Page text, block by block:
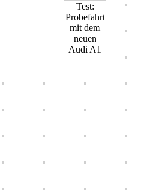
Test:
Probefahrt
mit dem
neuen
Audi A1